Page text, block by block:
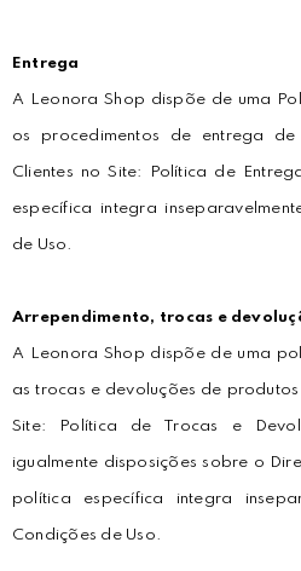
Entrega
A Leonora Shop dispõe de uma
os procedimentos de entrega
Clientes no Site: Política de
específica integra
de Uso.
Arrependimento, trocas e
A Leonora Shop dispõe de uma
as trocas e devoluções de
Site: Política de Trocas e
igualmente disposições sobre o
política específica integra
Condições de Uso.